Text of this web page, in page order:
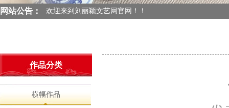
网站公告：
欢迎来到刘丽颖文艺网官网！！
欢迎来到刘丽颖文艺网官网！！
欢迎来到刘丽颖文艺网官网！！
作品分类
横幅作品